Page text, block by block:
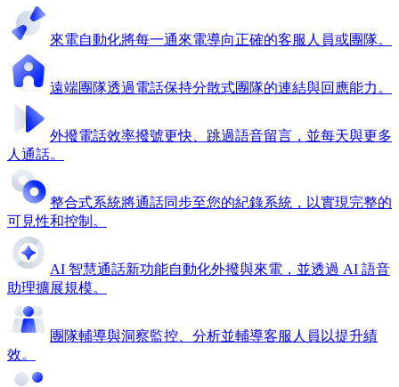
來電自動化將每一通來電導向正確的客服人員或團隊。
遠端團隊透過電話保持分散式團隊的連結與回應能力。
外撥電話效率撥號更快、跳過語音留言，並每天與更多
人通話。
整合式系統將通話同步至您的紀錄系統，以實現完整的
可見性和控制。
AI 智慧通話新功能自動化外撥與來電，並透過 AI 語音
助理擴展規模。
團隊輔導與洞察監控、分析並輔導客服人員以提升績
效。